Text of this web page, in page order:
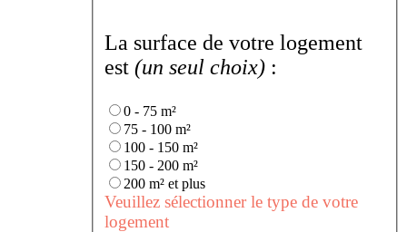
La surface de votre logement
est(un seul choix) :
0 - 75 m²
75 - 100 m²
100 - 150 m²
150 - 200 m²
200 m² et plus
Veuillez sélectionner le type de votre
logement